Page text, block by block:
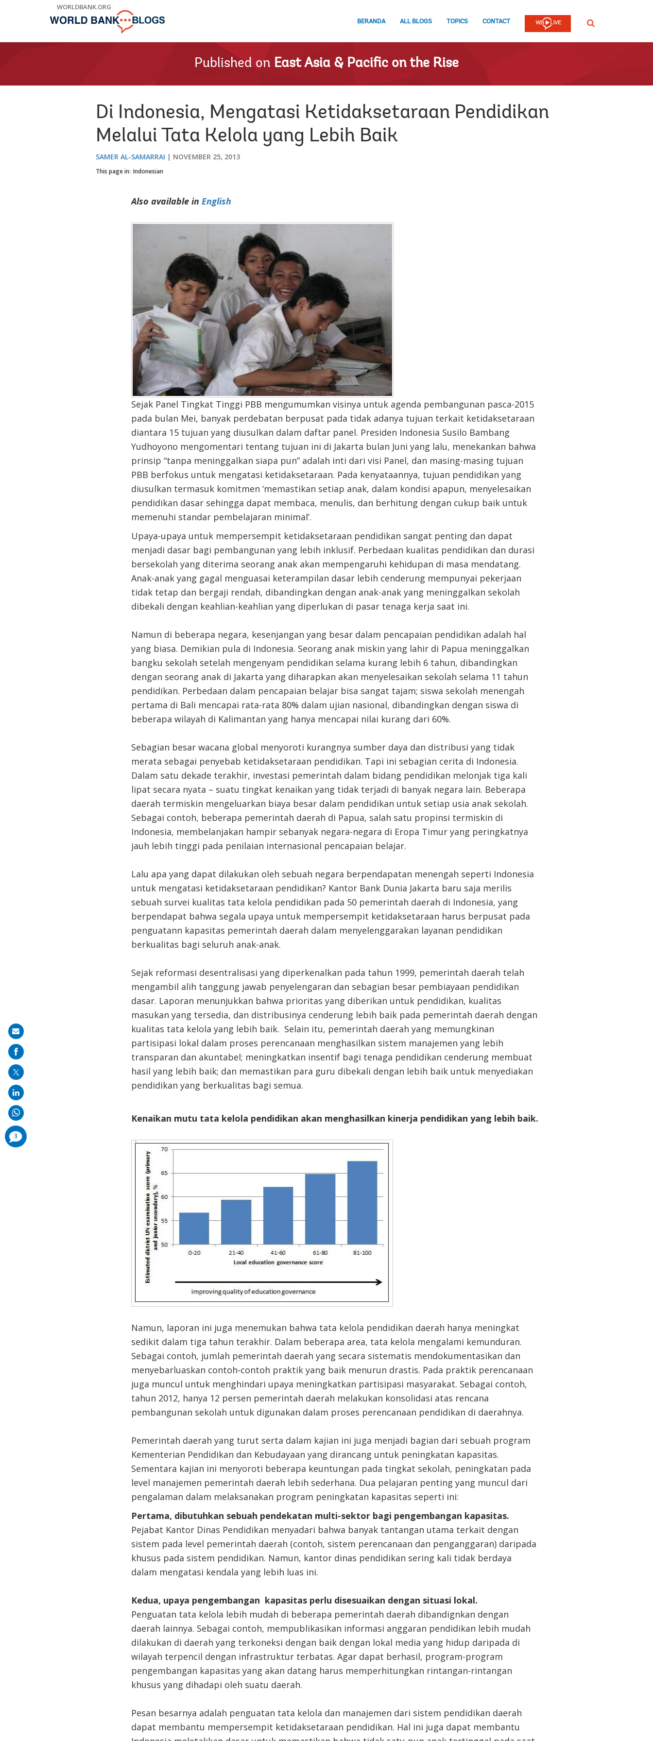
WORLDBANK.ORG
BERANDA ALL BLOGS TOPICS CONTACT SEARCH
Published on East Asia & Pacific on the Rise
Di Indonesia, Mengatasi Ketidaksetaraan Pendidikan
Melalui Tata Kelola yang Lebih Baik
SAMER AL-SAMARRAI NOVEMBER 25, 2013
This page in: Indonesian
Also available in English
Sejak Panel Tingkat Tinggi PBB mengumumkan visinya untuk agenda pembangunan pasca-2015
pada bulan Mei, banyak perdebatan berpusat pada tidak adanya tujuan terkait ketidaksetaraan
diantara 15 tujuan yang diusulkan dalam daftar panel. Presiden Indonesia Susilo Bambang
Yudhoyono mengomentari tentang tujuan ini di Jakarta bulan Juni yang lalu, menekankan bahwa
prinsip “tanpa meninggalkan siapa pun” adalah inti dari visi Panel, dan masing-masing tujuan
PBB berfokus untuk mengatasi ketidaksetaraan. Pada kenyataannya, tujuan pendidikan yang
diusulkan termasuk komitmen ‘memastikan setiap anak, dalam kondisi apapun, menyelesaikan
pendidikan dasar sehingga dapat membaca, menulis, dan berhitung dengan cukup baik untuk
memenuhi standar pembelajaran minimal’.
Upaya-upaya untuk mempersempit ketidaksetaraan pendidikan sangat penting dan dapat
menjadi dasar bagi pembangunan yang lebih inklusif. Perbedaan kualitas pendidikan dan durasi
bersekolah yang diterima seorang anak akan mempengaruhi kehidupan di masa mendatang.
Anak-anak yang gagal menguasai keterampilan dasar lebih cenderung mempunyai pekerjaan
tidak tetap dan bergaji rendah, dibandingkan dengan anak-anak yang meninggalkan sekolah
dibekali dengan keahlian-keahlian yang diperlukan di pasar tenaga kerja saat ini.
Namun di beberapa negara, kesenjangan yang besar dalam pencapaian pendidikan adalah hal
yang biasa. Demikian pula di Indonesia. Seorang anak miskin yang lahir di Papua meninggalkan
bangku sekolah setelah mengenyam pendidikan selama kurang lebih 6 tahun, dibandingkan
dengan seorang anak di Jakarta yang diharapkan akan menyelesaikan sekolah selama 11 tahun
pendidikan. Perbedaan dalam pencapaian belajar bisa sangat tajam; siswa sekolah menengah
pertama di Bali mencapai rata-rata 80% dalam ujian nasional, dibandingkan dengan siswa di
beberapa wilayah di Kalimantan yang hanya mencapai nilai kurang dari 60%.
Sebagian besar wacana global menyoroti kurangnya sumber daya dan distribusi yang tidak
merata sebagai penyebab ketidaksetaraan pendidikan. Tapi ini sebagian cerita di Indonesia.
Dalam satu dekade terakhir, investasi pemerintah dalam bidang pendidikan melonjak tiga kali
lipat secara nyata – suatu tingkat kenaikan yang tidak terjadi di banyak negara lain. Beberapa
daerah termiskin mengeluarkan biaya besar dalam pendidikan untuk setiap usia anak sekolah.
Sebagai contoh, beberapa pemerintah daerah di Papua, salah satu propinsi termiskin di
Indonesia, membelanjakan hampir sebanyak negara-negara di Eropa Timur yang peringkatnya
jauh lebih tinggi pada penilaian internasional pencapaian belajar.
Lalu apa yang dapat dilakukan oleh sebuah negara berpendapatan menengah seperti Indonesia
untuk mengatasi ketidaksetaraan pendidikan? Kantor Bank Dunia Jakarta baru saja merilis
sebuah survei kualitas tata kelola pendidikan pada 50 pemerintah daerah di Indonesia, yang
berpendapat bahwa segala upaya untuk mempersempit ketidaksetaraan harus berpusat pada
penguatann kapasitas pemerintah daerah dalam menyelenggarakan layanan pendidikan
berkualitas bagi seluruh anak-anak.
Sejak reformasi desentralisasi yang diperkenalkan pada tahun 1999, pemerintah daerah telah
mengambil alih tanggung jawab penyelengaran dan sebagian besar pembiayaan pendidikan
dasar. Laporan menunjukkan bahwa prioritas yang diberikan untuk pendidikan, kualitas
masukan yang tersedia, dan distribusinya cenderung lebih baik pada pemerintah daerah dengan
kualitas tata kelola yang lebih baik. Selain itu, pemerintah daerah yang memungkinan
partisipasi lokal dalam proses perencanaan menghasilkan sistem manajemen yang lebih
transparan dan akuntabel; meningkatkan insentif bagi tenaga pendidikan cenderung membuat
hasil yang lebih baik; dan memastikan para guru dibekali dengan lebih baik untuk menyediakan
pendidikan yang berkualitas bagi semua.
Kenaikan mutu tata kelola pendidikan akan menghasilkan kinerja pendidikan yang lebih baik.
Namun, laporan ini juga menemukan bahwa tata kelola pendidikan daerah hanya meningkat
sedikit dalam tiga tahun terakhir. Dalam beberapa area, tata kelola mengalami kemunduran.
Sebagai contoh, jumlah pemerintah daerah yang secara sistematis mendokumentasikan dan
menyebarluaskan contoh-contoh praktik yang baik menurun drastis. Pada praktik perencanaan
juga muncul untuk menghindari upaya meningkatkan partisipasi masyarakat. Sebagai contoh,
tahun 2012, hanya 12 persen pemerintah daerah melakukan konsolidasi atas rencana
pembangunan sekolah untuk digunakan dalam proses perencanaan pendidikan di daerahnya.
Pemerintah daerah yang turut serta dalam kajian ini juga menjadi bagian dari sebuah program
Kementerian Pendidikan dan Kebudayaan yang dirancang untuk peningkatan kapasitas.
Sementara kajian ini menyoroti beberapa keuntungan pada tingkat sekolah, peningkatan pada
level manajemen pemerintah daerah lebih sederhana. Dua pelajaran penting yang muncul dari
pengalaman dalam melaksanakan program peningkatan kapasitas seperti ini:
Pertama, dibutuhkan sebuah pendekatan multi-sektor bagi pengembangan kapasitas.
Pejabat Kantor Dinas Pendidikan menyadari bahwa banyak tantangan utama terkait dengan
sistem pada level pemerintah daerah (contoh, sistem perencanaan dan penganggaran) daripada
khusus pada sistem pendidikan. Namun, kantor dinas pendidikan sering kali tidak berdaya
dalam mengatasi kendala yang lebih luas ini.
Kedua, upaya pengembangan kapasitas perlu disesuaikan dengan situasi lokal.
Penguatan tata kelola lebih mudah di beberapa pemerintah daerah dibandignkan dengan
daerah lainnya. Sebagai contoh, mempublikasikan informasi anggaran pendidikan lebih mudah
dilakukan di daerah yang terkoneksi dengan baik dengan lokal media yang hidup daripada di
wilayah terpencil dengan infrastruktur terbatas. Agar dapat berhasil, program-program
pengembangan kapasitas yang akan datang harus memperhitungkan rintangan-rintangan
khusus yang dihadapi oleh suatu daerah.
Pesan besarnya adalah penguatan tata kelola dan manajemen dari sistem pendidikan daerah
dapat membantu mempersempit ketidaksetaraan pendidikan. Hal ini juga dapat membantu
Share
on
mail
3
comments
added